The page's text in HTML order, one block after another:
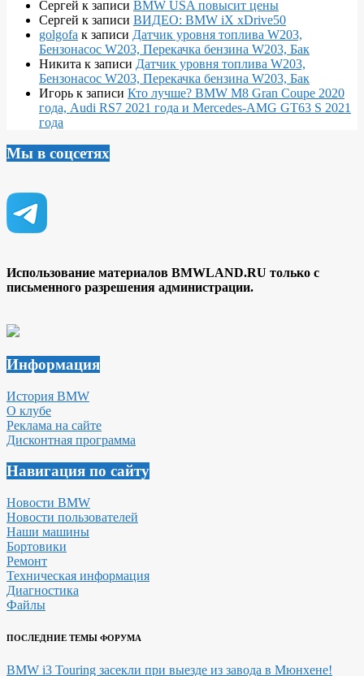
Сергей к записи BMW USA повысит цены
Сергей к записи ВИДЕО: BMW iX xDrive50
golgofa к записи Датчик уровня топлива W203,
Бензонасос W203, Перекачка бензина W203, Бак
Никита к записи Датчик уровня топлива W203,
Бензонасос W203, Перекачка бензина W203, Бак
Игорь к записи Кто лучше? BMW M8 Gran Coupe 2020
года, Audi RS7 2021 года и Mercedes-AMG GT63 S 2021
года
Мы в соцсетях
Использование материалов BMWLAND.RU только с
письменного разрешения администрации.
Информация
История BMW
О клубе
Реклама на сайте
Дисконтная программа
Навигация по сайту
Новости BMW
Новости пользователей
Наши машины
Бортовики
Ремонт
Техническая информация
Диагностика
Файлы
ПОСЛЕДНИЕ ТЕМЫ ФОРУМА
BMW i3 Touring засекли при выезде из завода в Мюнхене!